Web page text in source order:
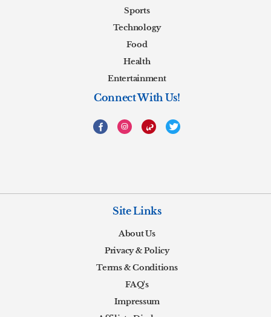
Sports
Technology
Food
Health
Entertainment
Connect With Us!
Site Links
About Us
Privacy & Policy
Terms & Conditions
FAQ's
Impressum